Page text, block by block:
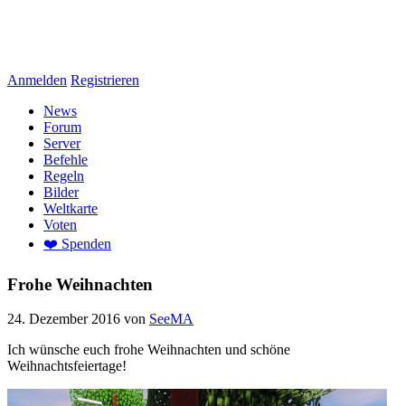
Anmelden Registrieren
News
Forum
Server
Befehle
Regeln
Bilder
Weltkarte
Voten
❤️ Spenden
Frohe Weihnachten
24. Dezember 2016 von SeeMA
Ich wünsche euch frohe Weihnachten und schöne
Weihnachtsfeiertage!